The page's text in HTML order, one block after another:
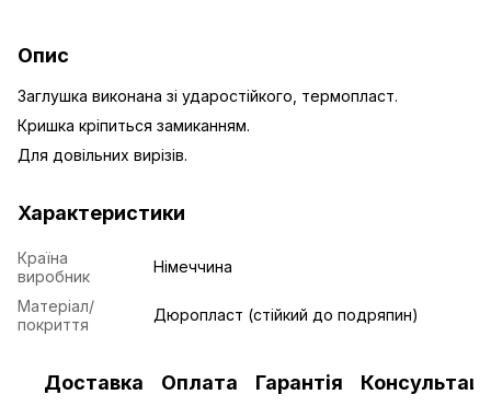
Опис
Заглушка виконана зі ударостійкого, термопласт.
Кришка кріпиться замиканням.
Для довільних вирізів.
Характеристики
Країна
виробник
Німеччина
Матеріал/
покриття
Дюропласт (стійкий до подряпин)
Доставка Оплата Гарантія